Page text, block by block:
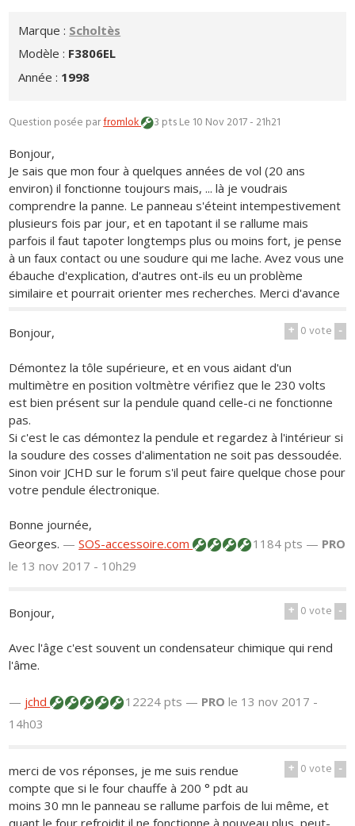
Marque : Scholtès
Modèle : F3806EL
Année : 1998
Question posée parfromlok 3 ptsLe 10 Nov 2017 - 21h21
Bonjour,
Je sais que mon four à quelques années de vol (20 ans
environ) il fonctionne toujours mais, ... là je voudrais
comprendre la panne. Le panneau s'éteint intempestivement
plusieurs fois par jour, et en tapotant il se rallume mais
parfois il faut tapoter longtemps plus ou moins fort, je pense
à un faux contact ou une soudure qui me lache. Avez vous une
ébauche d'explication, d'autres ont-ils eu un problème
similaire et pourrait orienter mes recherches. Merci d'avance
+ 0vote -
Bonjour,
Démontez la tôle supérieure, et en vous aidant d'un
multimètre en position voltmètre vérifiez que le 230 volts
est bien présent sur la pendule quand celle-ci ne fonctionne
pas.
Si c'est le cas démontez la pendule et regardez à l'intérieur si
la soudure des cosses d'alimentation ne soit pas dessoudée.
Sinon voir JCHD sur le forum s'il peut faire quelque chose pour
votre pendule électronique.
Bonne journée,
Georges. —SOS-accessoire.com 1184 pts — PRO
le 13 nov 2017 - 10h29
+ 0vote -
Bonjour,
Avec l'âge c'est souvent un condensateur chimique qui rend
l'âme.
— jchd 12224 pts — PRO le 13 nov 2017 -
14h03
+ 0vote -
merci de vos réponses, je me suis rendue
compte que si le four chauffe à 200 ° pdt au
moins 30 mn le panneau se rallume parfois de lui même, et